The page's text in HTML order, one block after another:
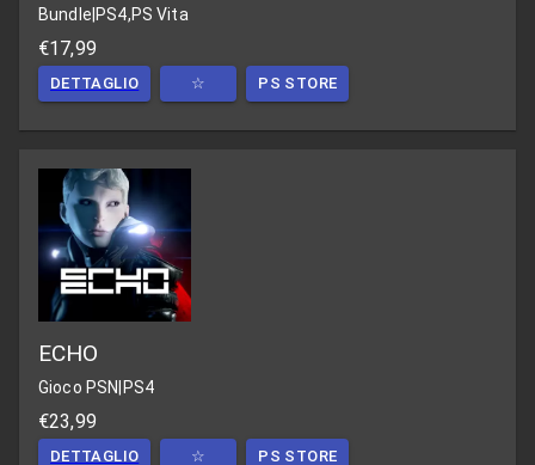
Bundle PS4,PS Vita
€17,99
DETTAGLIO ☆ PS STORE
ECHO
Gioco PSN PS4
€23,99
DETTAGLIO ☆ PS STORE